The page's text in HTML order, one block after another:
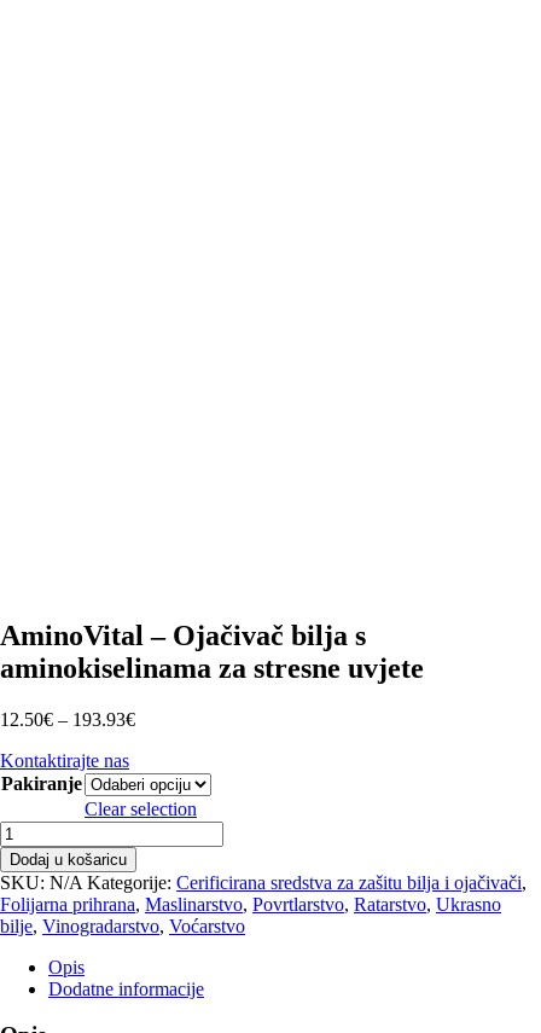
AminoVital – Ojačivač bilja s
aminokiselinama za stresne uvjete
12.50€ – 193.93€Raspon
12.50€
do
193.93€
Kontaktirajte nas
Pakiranje
Clear selection
AminoVital
–
Ojačivač
bilja
s
aminokiselinama
stresne
količina
Dodaj u košaricu
SKU: N/A Kategorije: Cerificirana sredstva za zašitu bilja i ojačivači,
Folijarna prihrana, Maslinarstvo, Povrtlarstvo, Ratarstvo, Ukrasno
bilje, Vinogradarstvo, Voćarstvo
Opis
Dodatne informacije